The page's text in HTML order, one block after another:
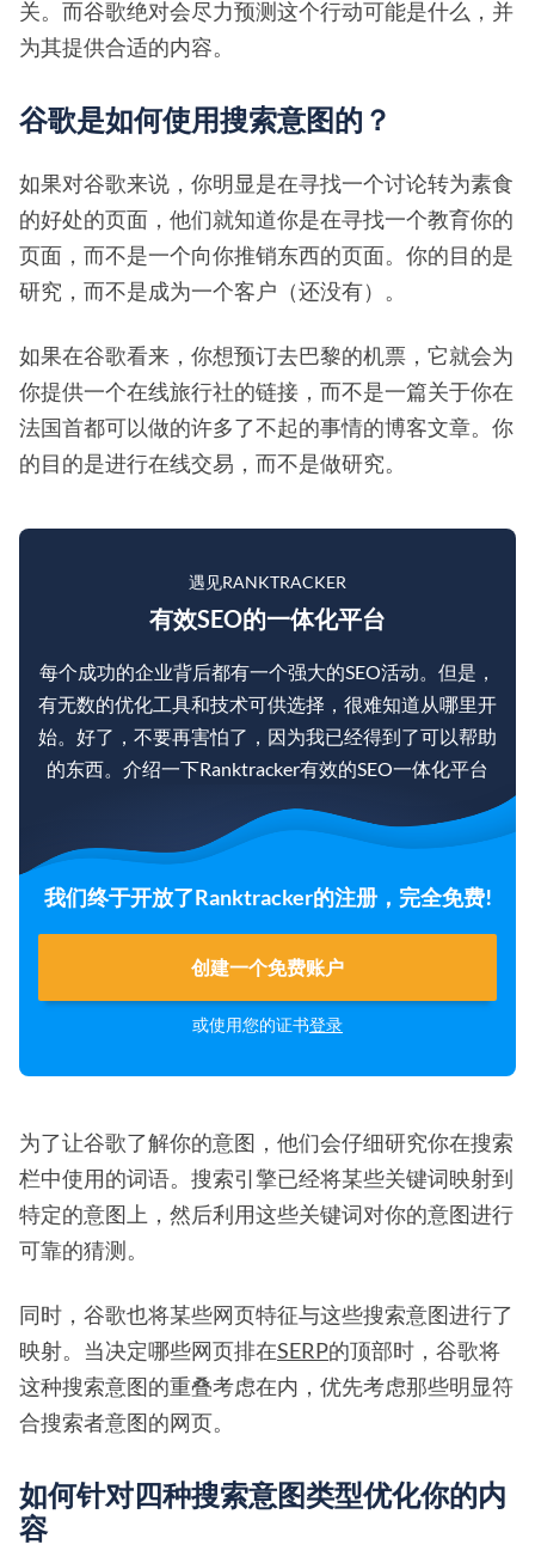
关。而谷歌绝对会尽力预测这个行动可能是什么，并
为其提供合适的内容。
谷歌是如何使用搜索意图的？
如果对谷歌来说，你明显是在寻找一个讨论转为素食
的好处的页面，他们就知道你是在寻找一个教育你的
页面，而不是一个向你推销东西的页面。你的目的是
研究，而不是成为一个客户（还没有）。
如果在谷歌看来，你想预订去巴黎的机票，它就会为
你提供一个在线旅行社的链接，而不是一篇关于你在
法国首都可以做的许多了不起的事情的博客文章。你
的目的是进行在线交易，而不是做研究。
遇见RANKTRACKER
有效SEO的一体化平台
每个成功的企业背后都有一个强大的SEO活动。但是，
有无数的优化工具和技术可供选择，很难知道从哪里开
始。好了，不要再害怕了，因为我已经得到了可以帮助
的东西。介绍一下Ranktracker有效的SEO一体化平台
我们终于开放了Ranktracker的注册，完全免费!
创建一个免费账户
或使用您的证书登录
为了让谷歌了解你的意图，他们会仔细研究你在搜索
栏中使用的词语。搜索引擎已经将某些关键词映射到
特定的意图上，然后利用这些关键词对你的意图进行
可靠的猜测。
同时，谷歌也将某些网页特征与这些搜索意图进行了
映射。当决定哪些网页排在SERP的顶部时，谷歌将
这种搜索意图的重叠考虑在内，优先考虑那些明显符
合搜索者意图的网页。
如何针对四种搜索意图类型优化你的内
容